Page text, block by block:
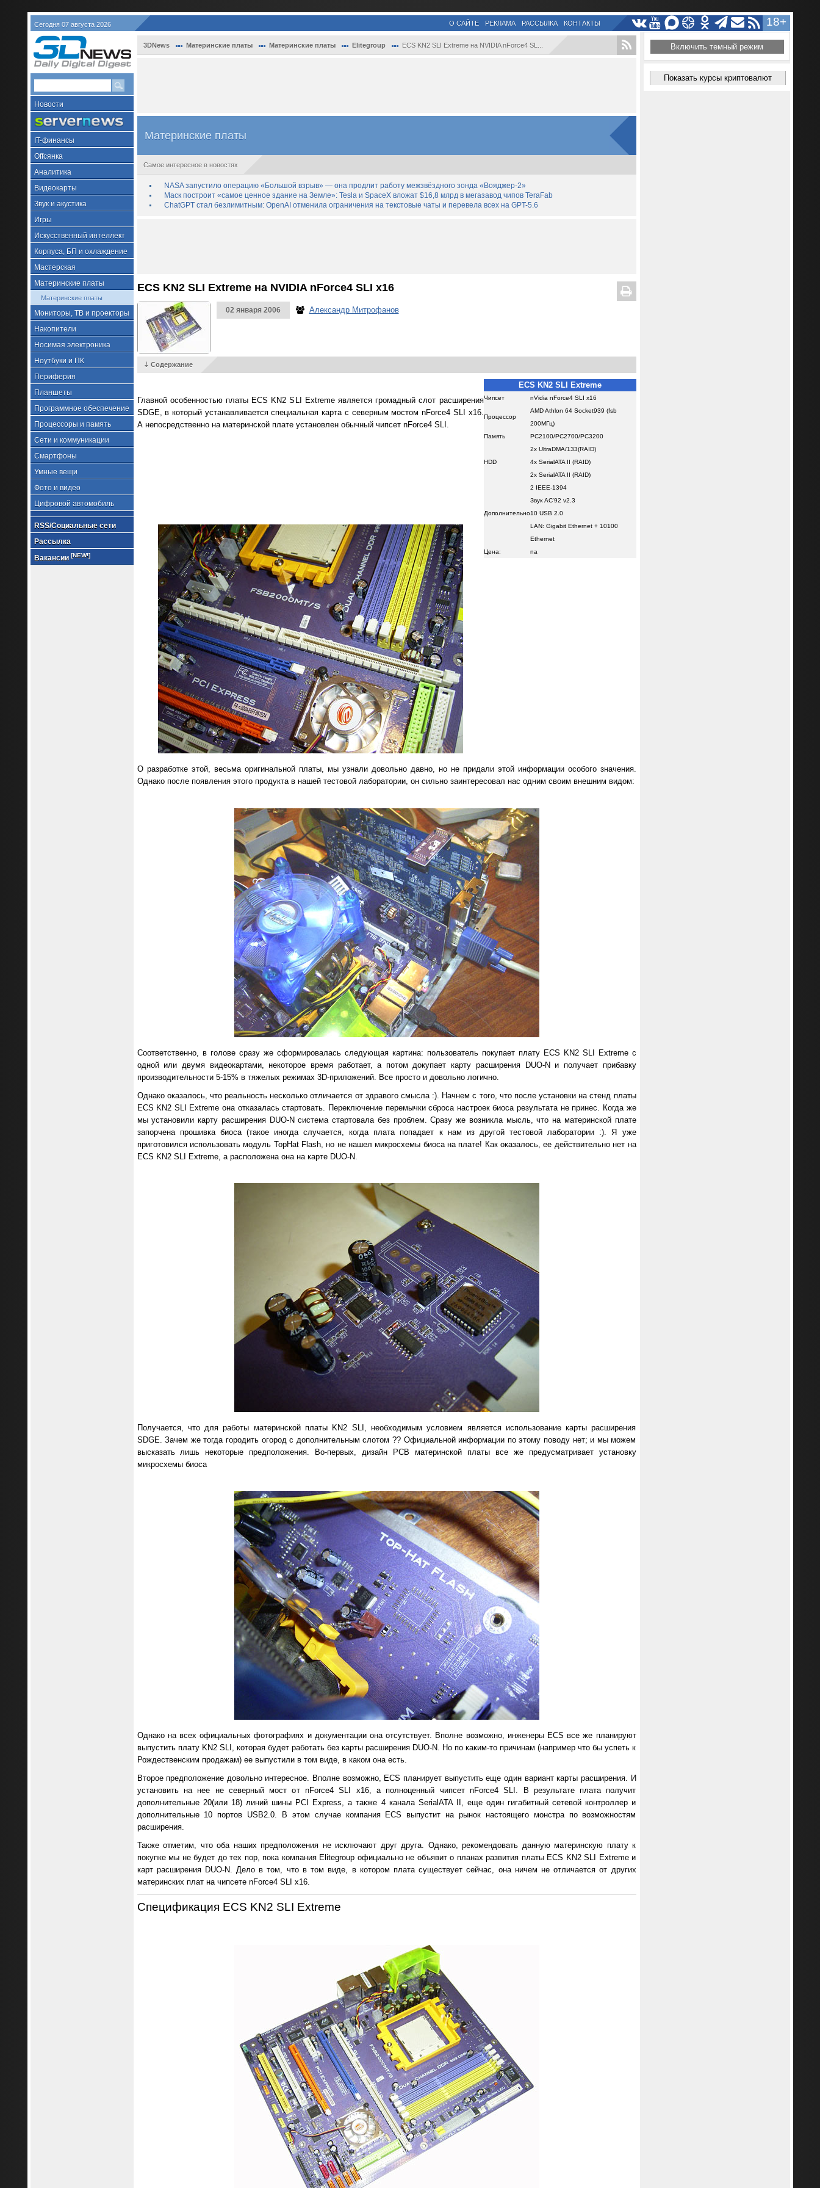
Сегодня 07 августа 2026 18+
О САЙТЕ РЕКЛАМА РАССЫЛКА КОНТАКТЫ
Новости
IT-финансы
Offсянка
Аналитика
Видеокарты
Звук и акустика
Игры
Искусственный интеллект
Корпуса, БП и охлаждение
Мастерская
Материнские платы
Материнские платы
Мониторы, ТВ и проекторы
Накопители
Носимая электроника
Ноутбуки и ПК
Периферия
Планшеты
Программное обеспечение
Процессоры и память
Сети и коммуникации
Смартфоны
Умные вещи
Фото и видео
Цифровой автомобиль
RSS/Социальные сети
Рассылка
Вакансии [NEW!]
3DNews Материнские платы Материнские платы Elitegroup ECS KN2 SLI Extreme на NVIDIA nForce4 SL...
Материнские платы
Самое интересное в новостях
NASA запустило операцию «Большой взрыв» — она продлит работу межзвёздного зонда «Вояджер-2»
Маск построит «самое ценное здание на Земле»: Tesla и SpaceX вложат $16,8 млрд в мегазавод чипов TeraFab
ChatGPT стал безлимитным: OpenAI отменила ограничения на текстовые чаты и перевела всех на GPT-5.6
ECS KN2 SLI Extreme на NVIDIA nForce4 SLI x16
02 января 2006 Александр Митрофанов
⇣ Содержание
ECS KN2 SLI Extreme
Чипсет nVidia nForce4 SLI х16
Процессор
AMD Athlon 64 Socket939 (fsb
200МГц)
Память
PC2100/PC2700/PC3200
HDD
2x UltraDMA/133(RAID)
4x SerialATA II (RAID)
2x SerialATA II (RAID)
Дополнительно
2 IEEE-1394
Звук AC'92 v2.3
10 USB 2.0
LAN: Gigabit Ethernet + 10100
Ethernet
Цена:
na
Главной особенностью платы ECS KN2 SLI Extreme является громадный слот расширения
SDGE, в который устанавливается специальная карта с северным мостом nForce4 SLI x16.
А непосредственно на материнской плате установлен обычный чипсет nForce4 SLI.
О разработке этой, весьма оригинальной платы, мы узнали довольно давно, но не придали этой информации особого значения.
Однако после появления этого продукта в нашей тестовой лаборатории, он сильно заинтересовал нас одним своим внешним видом:
Соответственно, в голове сразу же сформировалась следующая картина: пользователь покупает плату ECS KN2 SLI Extreme с
одной или двумя видеокартами, некоторое время работает, а потом докупает карту расширения DUO-N и получает прибавку
производительности 5-15% в тяжелых режимах 3D-приложений. Все просто и довольно логично.
Однако оказалось, что реальность несколько отличается от здравого смысла :). Начнем с того, что после установки на стенд платы
ECS KN2 SLI Extreme она отказалась стартовать. Переключение перемычки сброса настроек биоса результата не принес. Когда же
мы установили карту расширения DUO-N система стартовала без проблем. Сразу же возникла мысль, что на материнской плате
запорчена прошивка биоса (такое иногда случается, когда плата попадает к нам из другой тестовой лаборатории :). Я уже
приготовился использовать модуль TopHat Flash, но не нашел микросхемы биоса на плате! Как оказалось, ее действительно нет на
ECS KN2 SLI Extreme, а расположена она на карте DUO-N.
Получается, что для работы материнской платы KN2 SLI, необходимым условием является использование карты расширения
SDGE. Зачем же тогда городить огород с дополнительным слотом ?? Официальной информации по этому поводу нет; и мы можем
высказать лишь некоторые предположения. Во-первых, дизайн PCB материнской платы все же предусматривает установку
микросхемы биоса
Однако на всех официальных фотографиях и документации она отсутствует. Вполне возможно, инженеры ECS все же планируют
выпустить плату KN2 SLI, которая будет работать без карты расширения DUO-N. Но по каким-то причинам (например что бы успеть к
Рождественским продажам) ее выпустили в том виде, в каком она есть.
Второе предположение довольно интересное. Вполне возможно, ECS планирует выпустить еще один вариант карты расширения. И
установить на нее не северный мост от nForce4 SLI x16, а полноценный чипсет nForce4 SLI. В результате плата получит
дополнительные 20(или 18) линий шины PCI Express, а также 4 канала SerialATA II, еще один гигабитный сетевой контроллер и
дополнительные 10 портов USB2.0. В этом случае компания ECS выпустит на рынок настоящего монстра по возможностям
расширения.
Также отметим, что оба наших предположения не исключают друг друга. Однако, рекомендовать данную материнскую плату к
покупке мы не будет до тех пор, пока компания Elitegroup официально не объявит о планах развития платы ECS KN2 SLI Extreme и
карт расширения DUO-N. Дело в том, что в том виде, в котором плата существует сейчас, она ничем не отличается от других
материнских плат на чипсете nForce4 SLI x16.
Спецификация ECS KN2 SLI Extreme
Включить темный режим
Показать курсы криптовалют